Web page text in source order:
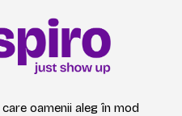
oamenii aleg în mod